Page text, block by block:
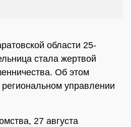
области 25-
стала жертвой
Об этом
управлении
27 августа